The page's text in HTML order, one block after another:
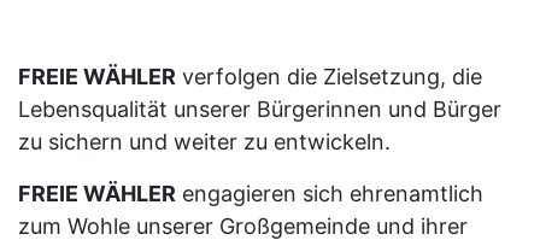
FREIE WÄHLER verfolgen die Zielsetzung, die
Lebensqualität unserer Bürgerinnen und Bürger
zu sichern und weiter zu entwickeln.
FREIE WÄHLER engagieren sich ehrenamtlich
zum Wohle unserer Großgemeinde und ihrer